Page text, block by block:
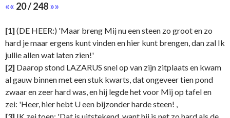
«« 20 / 248»»
[1] (DE HEER:) 'Maar breng Mij nu een steen zo groot en zo
hard je maar ergens kunt vinden en hier kunt brengen, dan zal Ik
jullie allen wat laten zien!'
[2] Daarop stond LAZARUS snel op van zijn zitplaats en kwam
al gauw binnen met een stuk kwarts, dat ongeveer tien pond
zwaar en zeer hard was, en hij legde het voor Mij op tafel en
zei: 'Heer, hier hebt U een bijzonder harde steen! ,